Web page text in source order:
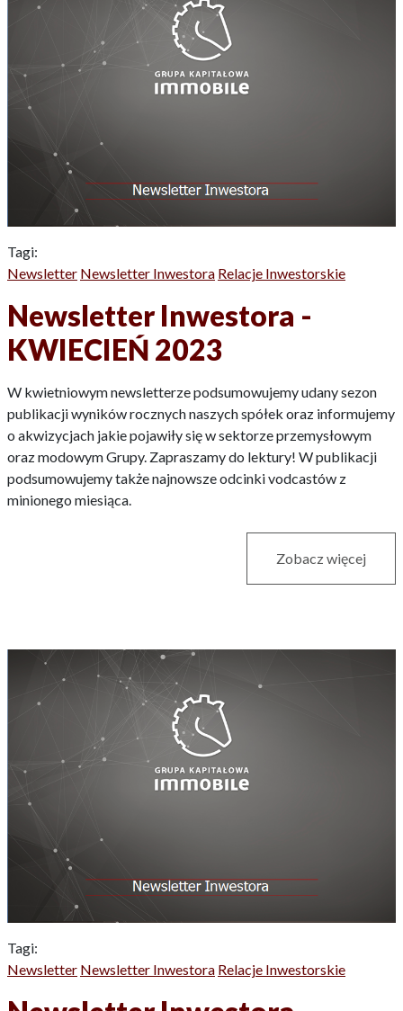
Tagi:
Newsletter Newsletter Inwestora Relacje Inwestorskie
Newsletter Inwestora -
KWIECIEŃ 2023
W kwietniowym newsletterze podsumowujemy udany sezon
publikacji wyników rocznych naszych spółek oraz informujemy
o akwizycjach jakie pojawiły się w sektorze przemysłowym
oraz modowym Grupy. Zapraszamy do lektury! W publikacji
podsumowujemy także najnowsze odcinki vodcastów z
minionego miesiąca.
Zobacz więcej
Tagi:
Newsletter Newsletter Inwestora Relacje Inwestorskie